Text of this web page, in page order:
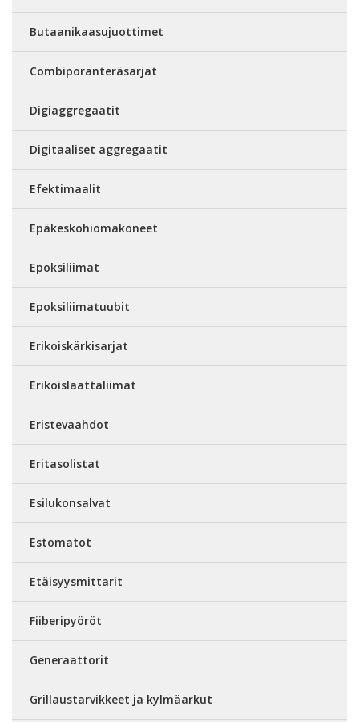
Butaanikaasujuottimet
Combiporanteräsarjat
Digiaggregaatit
Digitaaliset aggregaatit
Efektimaalit
Epäkeskohiomakoneet
Epoksiliimat
Epoksiliimatuubit
Erikoiskärkisarjat
Erikoislaattaliimat
Eristevaahdot
Eritasolistat
Esilukonsalvat
Estomatot
Etäisyysmittarit
Fiiberipyöröt
Generaattorit
Grillaustarvikkeet ja kylmäarkut